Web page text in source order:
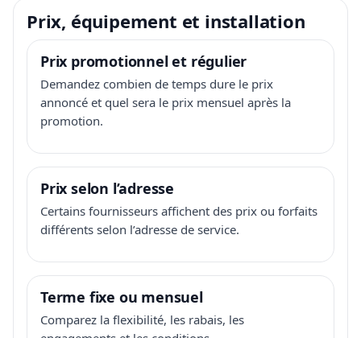
Prix, équipement et installation
Prix promotionnel et régulier
Demandez combien de temps dure le prix
annoncé et quel sera le prix mensuel après la
promotion.
Prix selon l’adresse
Certains fournisseurs affichent des prix ou forfaits
différents selon l’adresse de service.
Terme fixe ou mensuel
Comparez la flexibilité, les rabais, les